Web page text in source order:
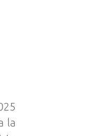
la